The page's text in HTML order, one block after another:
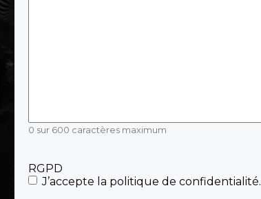
0 sur 600 caractères maximum
RGPD
J’accepte la politique de confidentialité.